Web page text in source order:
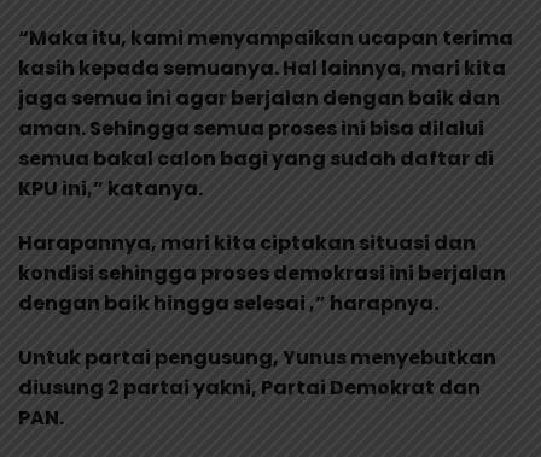
“Maka itu, kami menyampaikan ucapan terima
kasih kepada semuanya. Hal lainnya, mari kita
jaga semua ini agar berjalan dengan baik dan
aman. Sehingga semua proses ini bisa dilalui
semua bakal calon bagi yang sudah daftar di
KPU ini,” katanya.
Harapannya, mari kita ciptakan situasi dan
kondisi sehingga proses demokrasi ini berjalan
dengan baik hingga selesai ,” harapnya.
Untuk partai pengusung, Yunus menyebutkan
diusung 2 partai yakni, Partai Demokrat dan
PAN.